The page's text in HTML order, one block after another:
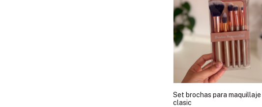
Set brochas para maquillaje
clasic